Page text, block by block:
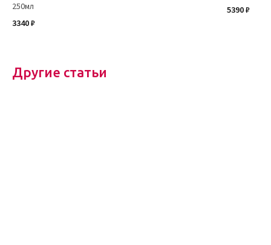
250мл
3340 ₽
5390 ₽
Другие статьи